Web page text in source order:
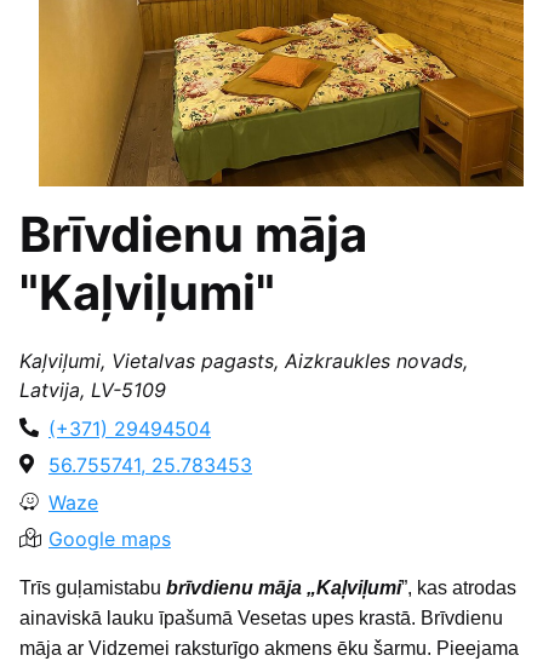
Brīvdienu māja
"Kaļviļumi"
Kaļviļumi, Vietalvas pagasts, Aizkraukles novads,
Latvija, LV-5109
(+371) 29494504
56.755741, 25.783453
Waze
Google maps
Trīs guļamistabu brīvdienu māja „Kaļviļumi”, kas atrodas
ainaviskā lauku īpašumā Vesetas upes krastā. Brīvdienu
māja ar Vidzemei raksturīgo akmens ēku šarmu. Pieejama